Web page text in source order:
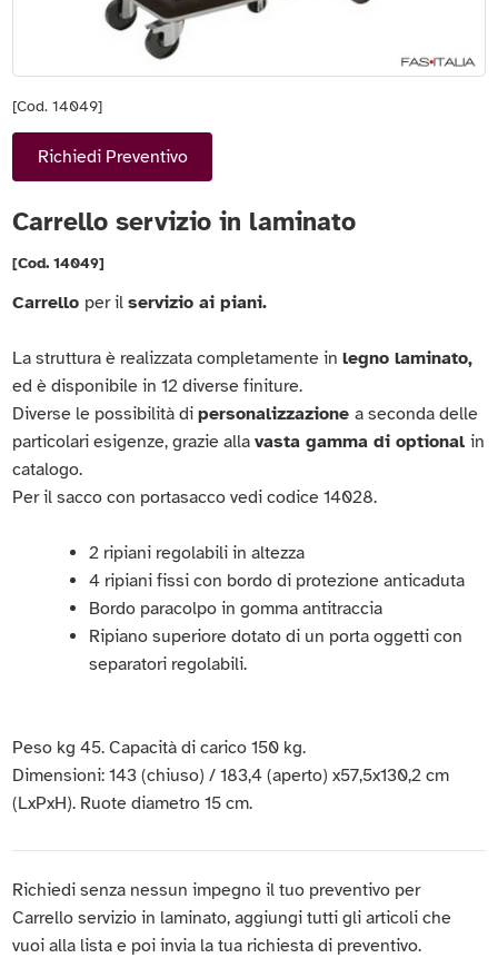
[Cod. 14049]
Richiedi Preventivo
Carrello servizio in laminato
[Cod. 14049]
Carrello per ilservizio ai piani.
La struttura è realizzata completamente inlegno laminato,
ed è disponibile in 12 diverse finiture.
Diverse le possibilità dipersonalizzazionea seconda delle
particolari esigenze, grazie allavasta gamma di optionalin
catalogo.
Per il sacco con portasacco vedi codice 14028.
2 ripiani regolabili in altezza
4 ripiani fissi con bordo di protezione anticaduta
Bordo paracolpo in gomma antitraccia
Ripiano superiore dotato di un porta oggetti con
separatori regolabili.
Peso kg 45. Capacità di carico 150 kg.
Dimensioni: 143 (chiuso) / 183,4 (aperto) x57,5x130,2 cm
(LxPxH). Ruote diametro 15 cm.
Richiedi senza nessun impegno il tuo preventivo per
Carrello servizio in laminato, aggiungi tutti gli articoli che
vuoi alla lista e poi invia la tua richiesta di preventivo.